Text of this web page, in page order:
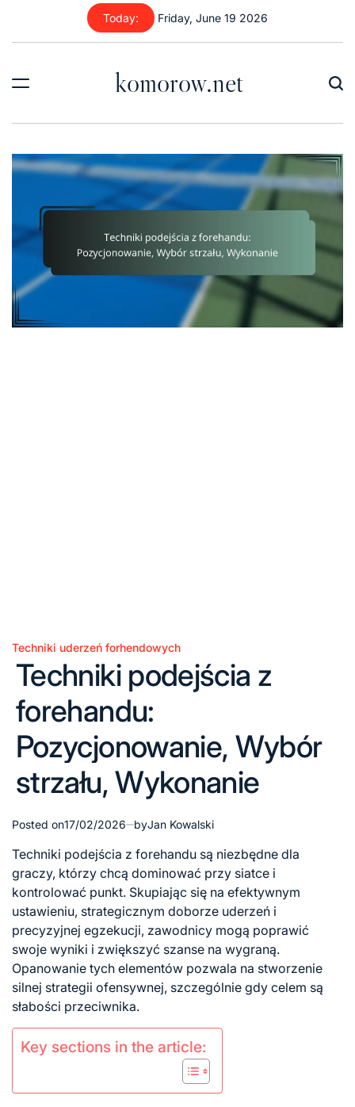
content
Today: Friday, June 19 2026
komorow.net
Posted
Techniki uderzeń forhendowych
Techniki podejścia z
forehandu:
Pozycjonowanie, Wybór
strzału, Wykonanie
Posted on17/02/2026 byJan Kowalski
Techniki podejścia z forehandu są niezbędne dla
graczy, którzy chcą dominować przy siatce i
kontrolować punkt. Skupiając się na efektywnym
ustawieniu, strategicznym doborze uderzeń i
precyzyjnej egzekucji, zawodnicy mogą poprawić
swoje wyniki i zwiększyć szanse na wygraną.
Opanowanie tych elementów pozwala na stworzenie
silnej strategii ofensywnej, szczególnie gdy celem są
słabości przeciwnika.
Key sections in the article: